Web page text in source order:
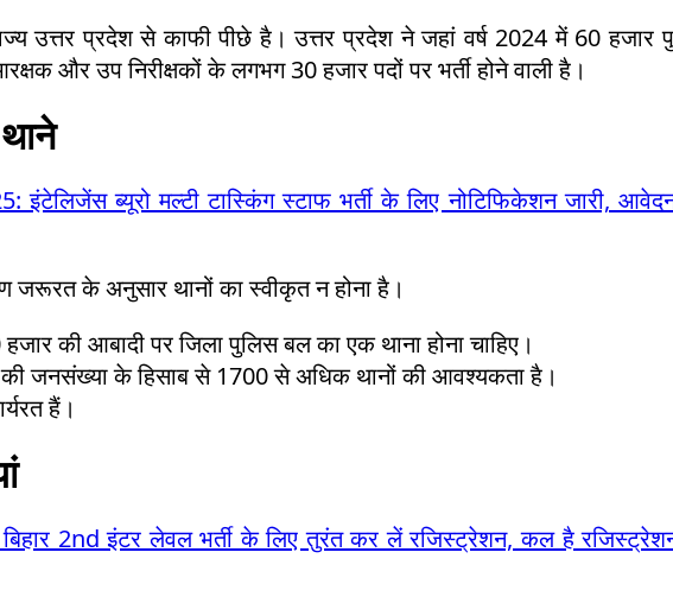
उत्तर प्रदेश से काफी पीछे है। उत्तर प्रदेश ने जहां वर्ष 2024 में 60 हजार
और उप निरीक्षकों के लगभग 30 हजार पदों पर भर्ती होने वाली है।
ब्यूरो मल्टी टास्किंग स्टाफ भर्ती के लिए नोटिफिकेशन जारी,
के अनुसार थानों का स्वीकृत न होना है।
की आबादी पर जिला पुलिस बल का एक थाना होना चाहिए।
जनसंख्या के हिसाब से 1700 से अधिक थानों की आवश्यकता है।
हैं।
2nd इंटर लेवल भर्ती के लिए तुरंत कर लें रजिस्ट्रेशन, कल है